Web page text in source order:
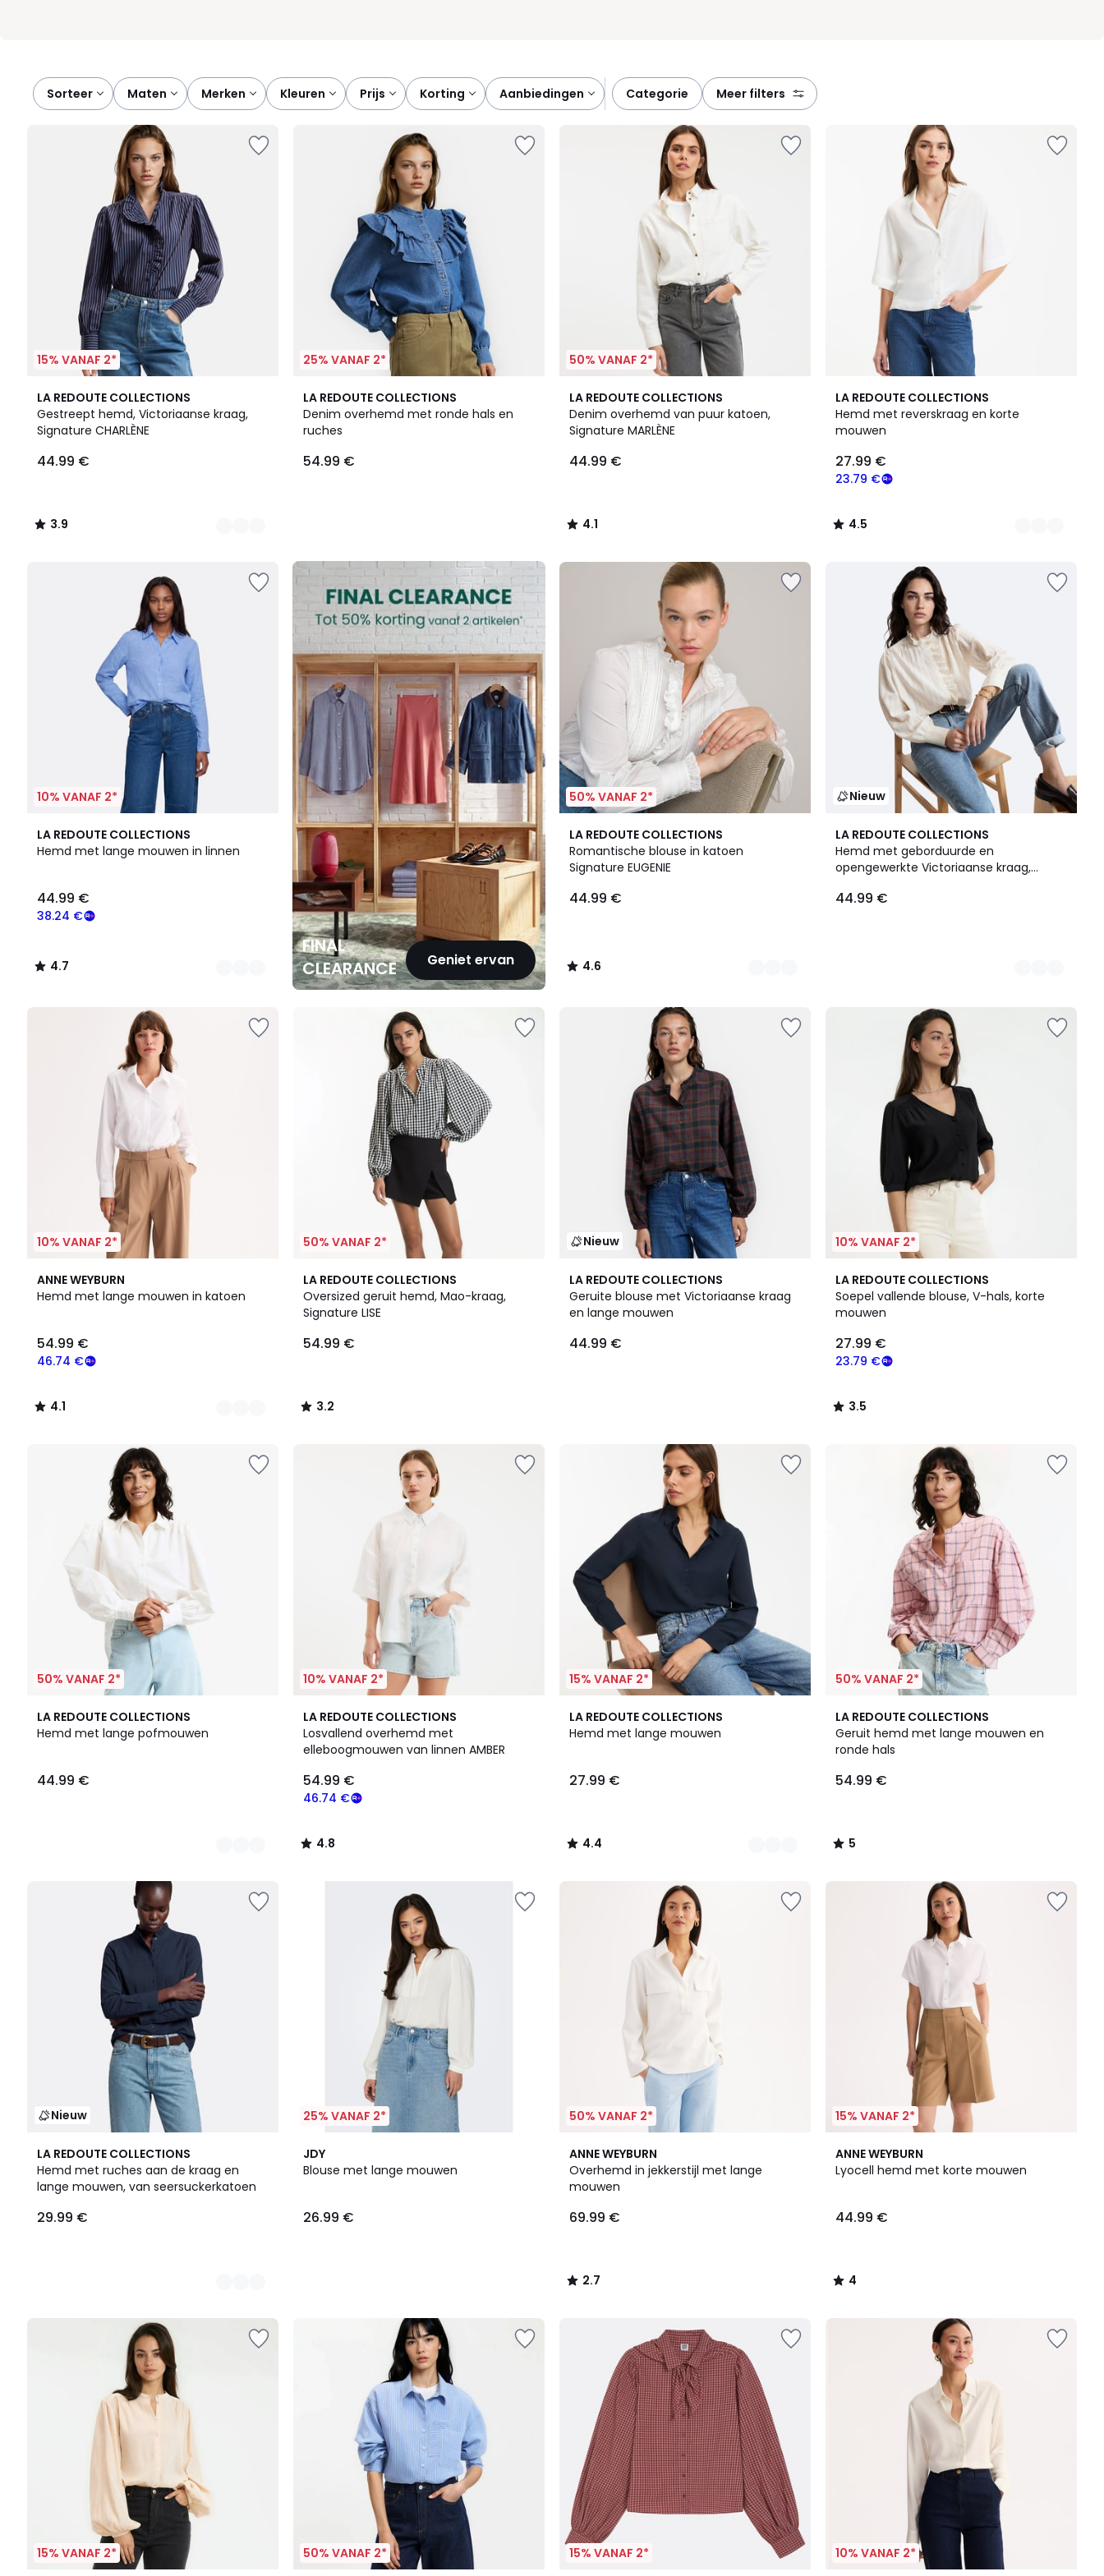
Sorteer maten merken kleuren prijs korting aanbiedingen categorie meer filters
15% VANAF 2*
LA REDOUTE COLLECTIONS
Gestreept hemd, Victoriaanse kraag,
Signature CHARLÈNE
€.
44.99 €
3.9
/ 5
2
Kleuren
3.9
/
25% VANAF 2*
LA REDOUTE COLLECTIONS
Denim overhemd met ronde hals en
ruches
54.99 €
50% VANAF 2*
LA REDOUTE COLLECTIONS
Denim overhemd van puur katoen,
Signature MARLÈNE
44.99 €
4.1
/ 5
4.1
/
LA REDOUTE COLLECTIONS
Hemd met reverskraag en korte
mouwen
23.79 €
27.99 €
4.5
/ 5
2
Kleuren
4.5
/
10% VANAF 2*
LA REDOUTE COLLECTIONS
Hemd met lange mouwen in linnen
38.24 €
44.99 €
4.7
/ 5
2
Kleuren
4.7
/
FINAL
CLEARANCE
Geniet ervan
FINAL
CLEARANCE
50% VANAF 2*
LA REDOUTE COLLECTIONS
Romantische blouse in katoen
Signature EUGENIE
44.99 €
4.6
/ 5
2
Kleuren
4.6
/
Nieuw
LA REDOUTE COLLECTIONS
Hemd met geborduurde en
opengewerkte Victoriaanse kraag,
44.99 €
2
Kleuren
10% VANAF 2*
ANNE WEYBURN
Hemd met lange mouwen in katoen
46.74 €
54.99 €
4.1
/ 5
2
Kleuren
4.1
/
50% VANAF 2*
LA REDOUTE COLLECTIONS
Oversized geruit hemd, Mao-kraag,
Signature LISE
54.99 €
3.2
/ 5
3.2
/
Nieuw
LA REDOUTE COLLECTIONS
Geruite blouse met Victoriaanse kraag
en lange mouwen
44.99 €
10% VANAF 2*
LA REDOUTE COLLECTIONS
Soepel vallende blouse, V-hals, korte
mouwen
23.79 €
27.99 €
3.5
/ 5
3.5
/
50% VANAF 2*
LA REDOUTE COLLECTIONS
Hemd met lange pofmouwen
44.99 €
2
Kleuren
10% VANAF 2*
LA REDOUTE COLLECTIONS
Losvallend overhemd met
elleboogmouwen van linnen AMBER
46.74 €
54.99 €
4.8
/ 5
4.8
/
15% VANAF 2*
LA REDOUTE COLLECTIONS
Hemd met lange mouwen
27.99 €
4.4
/ 5
4
Kleuren
4.4
/
50% VANAF 2*
LA REDOUTE COLLECTIONS
Geruit hemd met lange mouwen en
ronde hals
54.99 €
5
/
5
5
/
Nieuw
LA REDOUTE COLLECTIONS
Hemd met ruches aan de kraag en
lange mouwen, van seersuckerkatoen
29.99 €
3
Kleuren
25% VANAF 2*
JDY
Blouse met lange mouwen
26.99 €
50% VANAF 2*
ANNE WEYBURN
Overhemd in jekkerstijl met lange
mouwen
69.99 €
2.7
/ 5
2.7
/
15% VANAF 2*
ANNE WEYBURN
Lyocell hemd met korte mouwen
44.99 €
4
/
4
/
15% VANAF 2* 50% VANAF 2* 15% VANAF 2* 10% VANAF 2*